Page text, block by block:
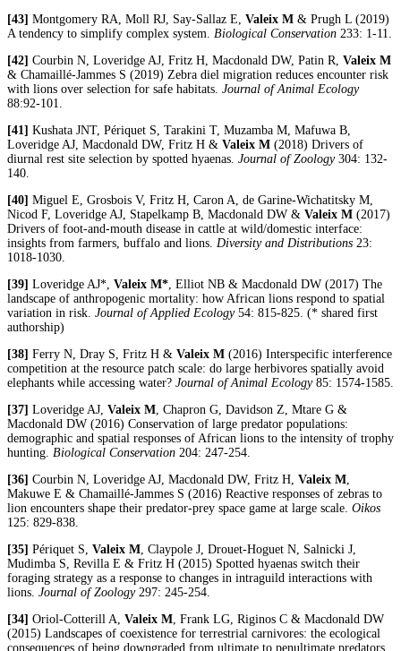
[43] Montgomery RA, Moll RJ, Say-Sallaz E, Valeix M & Prugh L (2019)
A tendency to simplify complex system. Biological Conservation 233: 1-11.
[42] Courbin N, Loveridge AJ, Fritz H, Macdonald DW, Patin R, Valeix M
& Chamaillé-Jammes S (2019) Zebra diel migration reduces encounter risk
with lions over selection for safe habitats. Journal of Animal Ecology
88:92-101.
[41] Kushata JNT, Périquet S, Tarakini T, Muzamba M, Mafuwa B,
Loveridge AJ, Macdonald DW, Fritz H & Valeix M (2018) Drivers of
diurnal rest site selection by spotted hyaenas. Journal of Zoology304: 132-
140.
[40] Miguel E, Grosbois V, Fritz H, Caron A, de Garine-Wichatitsky M,
Nicod F, Loveridge AJ, Stapelkamp B, Macdonald DW & Valeix M (2017)
Drivers of foot-and-mouth disease in cattle at wild/domestic interface:
insights from farmers, buffalo and lions. Diversity and Distributions 23:
1018-1030.
[39] Loveridge AJ*, Valeix M* , Elliot NB & Macdonald DW (2017) The
landscape of anthropogenic mortality: how African lions respond to spatial
variation in risk. Journal of Applied Ecology54: 815-825. (* shared first
authorship)
[38] Ferry N, Dray S, Fritz H & Valeix M (2016) Interspecific interference
competition at the resource patch scale: do large herbivores spatially avoid
elephants while accessing water? Journal of Animal Ecology85: 1574-1585.
[37] Loveridge AJ, Valeix M , Chapron G, Davidson Z, Mtare G &
Macdonald DW (2016) Conservation of large predator populations:
demographic and spatial responses of African lions to the intensity of trophy
hunting. Biological Conservation 204: 247-254.
[36] Courbin N, Loveridge AJ, Macdonald DW, Fritz H, Valeix M
Makuwe E & Chamaillé-Jammes S (2016) Reactive responses of zebras to
lion encounters shape their predator-prey space game at large scale. Oikos
125: 829-838.
[35] Périquet S, Valeix M , Claypole J, Drouet-Hoguet N, Salnicki J,
Mudimba S, Revilla E & Fritz H (2015) Spotted hyaenas switch their
foraging strategy as a response to changes in intraguild interactions with
lions. Journal of Zoology297: 245-254.
[34] Oriol-Cotterill A, Valeix M , Frank LG, Riginos C & Macdonald DW
(2015) Landscapes of coexistence for terrestrial carnivores: the ecological
consequences of being downgraded from ultimate to penultimate predators